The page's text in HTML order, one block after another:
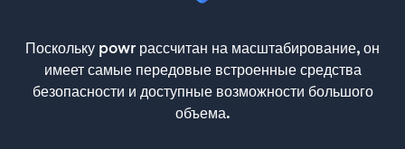
Поскольку powr рассчитан на масштабирование, он
имеет самые передовые встроенные средства
безопасности и доступные возможности большого
объема.